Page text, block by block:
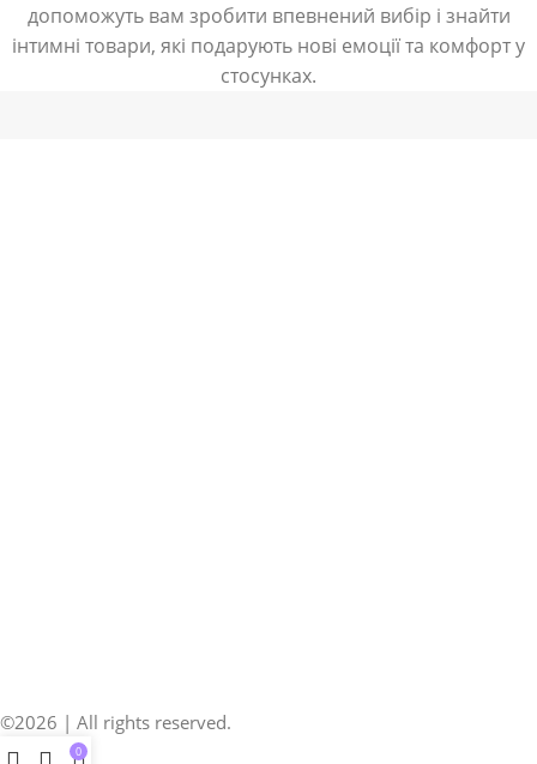
допоможуть вам зробити впевнений вибір і знайти
інтимні товари, які подарують нові емоції та комфорт у
стосунках.
©2026 | All rights reserved.
0